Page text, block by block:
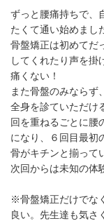
ずっと腰痛持ちで、
たくて通い始めまし
骨盤矯正は初めてだ
してくれたり声を掛
痛くない！
また骨盤のみならず
全身を診ていただけ
回を重ねるごとに腰
になり、６回目最初
骨がキチンと揃って
次回からは未知の体
※骨盤矯正だけでな
良い。先生達も気さ